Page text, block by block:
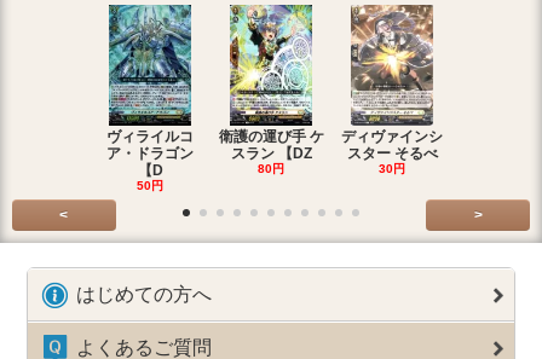
ヴィライルコ
ア・ドラゴン
【D
50円
衛護の運び手 ケ
スラン 【DZ
80円
ディヴァインシ
スター そるべ
30円
< >
はじめての方へ
よくあるご質問